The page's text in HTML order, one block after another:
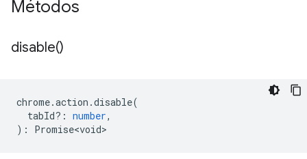
Métodos
disable()
chrome.action .disable(
tabId? : number,
) : Promise<void>